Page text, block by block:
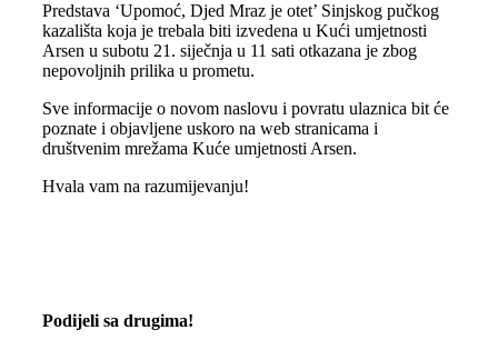
Predstava ‘Upomoć, Djed Mraz je otet’ Sinjskog pučkog
kazališta koja je trebala biti izvedena u Kući umjetnosti
Arsen u subotu 21. siječnja u 11 sati otkazana je zbog
nepovoljnih prilika u prometu.
Sve informacije o novom naslovu i povratu ulaznica bit će
poznate i objavljene uskoro na web stranicama i
društvenim mrežama Kuće umjetnosti Arsen.
Hvala vam na razumijevanju!
Podijeli sa drugima!